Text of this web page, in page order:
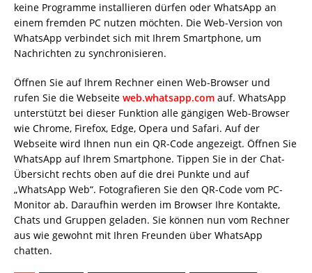
keine Programme installieren dürfen oder WhatsApp an
einem fremden PC nutzen möchten. Die Web-Version von
WhatsApp verbindet sich mit Ihrem Smartphone, um
Nachrichten zu synchronisieren.
Öffnen Sie auf Ihrem Rechner einen Web-Browser und
rufen Sie die Webseite web.whatsapp.com auf. WhatsApp
unterstützt bei dieser Funktion alle gängigen Web-Browser
wie Chrome, Firefox, Edge, Opera und Safari. Auf der
Webseite wird Ihnen nun ein QR-Code angezeigt. Öffnen Sie
WhatsApp auf Ihrem Smartphone. Tippen Sie in der Chat-
Übersicht rechts oben auf die drei Punkte und auf
„WhatsApp Web“. Fotografieren Sie den QR-Code vom PC-
Monitor ab. Daraufhin werden im Browser Ihre Kontakte,
Chats und Gruppen geladen. Sie können nun vom Rechner
aus wie gewohnt mit Ihren Freunden über WhatsApp
chatten.